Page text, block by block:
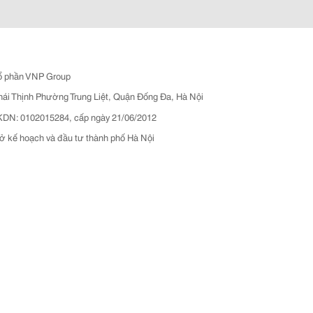
phần VNP Group
Thịnh Phường Trung Liệt, Quận Đống Đa, Hà Nội
0102015284, cấp ngày 21/06/2012
kế hoạch và đầu tư thành phố Hà Nội